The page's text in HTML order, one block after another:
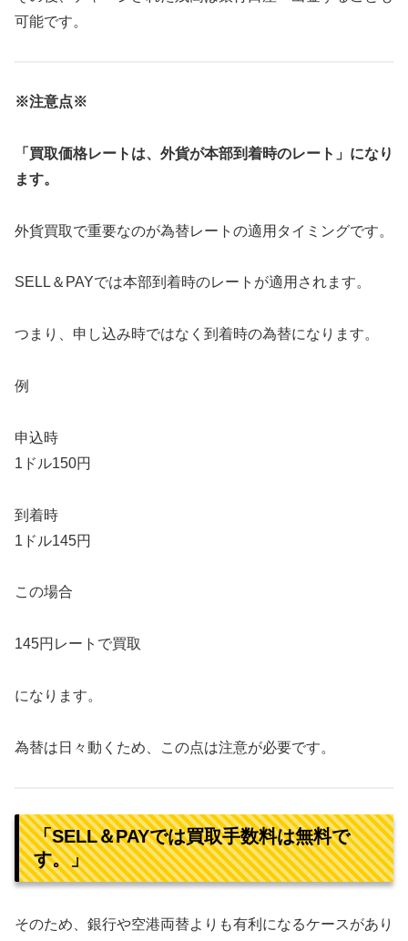
可能です。
※注意点※
「買取価格レートは、外貨が本部到着時のレート」になり
ます。
外貨買取で重要なのが為替レートの適用タイミングです。
SELL＆PAYでは本部到着時のレートが適用されます。
つまり、申し込み時ではなく到着時の為替になります。
例
申込時
1ドル150円
到着時
1ドル145円
この場合
145円レートで買取
になります。
為替は日々動くため、この点は注意が必要です。
「SELL＆PAYでは買取手数料は無料で
す。」
そのため、銀行や空港両替よりも有利になるケースがあり